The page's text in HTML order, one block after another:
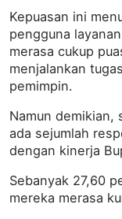
Kepuasan ini
pengguna
merasa cukup
menjalankan
pemimpin.
Namun demikian,
ada sejumlah
dengan kinerja
Sebanyak 27,60
mereka merasa